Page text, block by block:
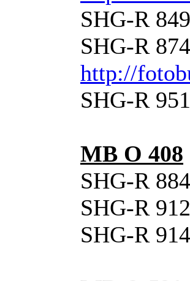
SHG-R
SHG-R
http://
SHG-R
MB O 408
SHG-R
SHG-R
SHG-R